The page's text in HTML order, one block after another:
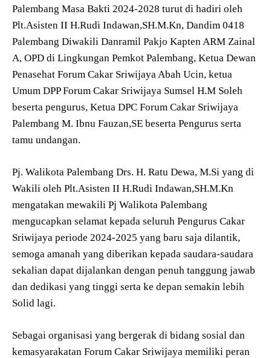
Palembang Masa Bakti 2024-2028 turut di hadiri oleh
Plt.Asisten II H.Rudi Indawan,SH.M.Kn, Dandim 0418
Palembang Diwakili Danramil Pakjo Kapten ARM Zainal
A, OPD di Lingkungan Pemkot Palembang, Ketua Dewan
Penasehat Forum Cakar Sriwijaya Abah Ucin, ketua
Umum DPP Forum Cakar Sriwijaya Sumsel H.M Soleh
beserta pengurus, Ketua DPC Forum Cakar Sriwijaya
Palembang M. Ibnu Fauzan,SE beserta Pengurus serta
tamu undangan.
Pj. Walikota Palembang Drs. H. Ratu Dewa, M.Si yang di
Wakili oleh Plt.Asisten II H.Rudi Indawan,SH.M.Kn
mengatakan mewakili Pj Walikota Palembang
mengucapkan selamat kepada seluruh Pengurus Cakar
Sriwijaya periode 2024-2025 yang baru saja dilantik,
semoga amanah yang diberikan kepada saudara-saudara
sekalian dapat dijalankan dengan penuh tanggung jawab
dan dedikasi yang tinggi serta ke depan semakin lebih
Solid lagi.
Sebagai organisasi yang bergerak di bidang sosial dan
kemasyarakatan Forum Cakar Sriwijaya memiliki peran